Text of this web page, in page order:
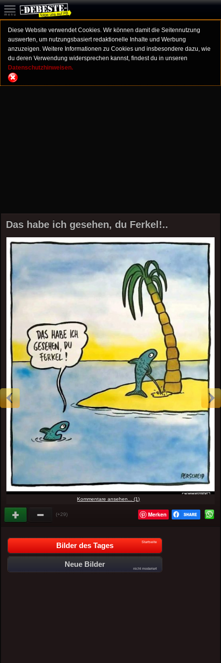
Diese Website verwendet Cookies. Wir können damit die Seitennutzung
auswerten, um nutzungsbasiert redaktionelle Inhalte und Werbung
anzuzeigen. Weitere Informationen zu Cookies und insbesondere dazu, wie
du deren Verwendung widersprechen kannst, findest du in unseren
Datenschutzhinweisen.
Das habe ich gesehen, du Ferkel!..
Kommentare ansehen... (1)
(+29) Merken
Bilder des Tages Startseite
Neue Bilder
nicht moderiert